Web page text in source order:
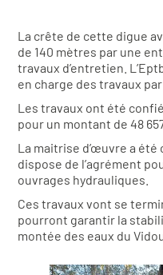
La crête de cette digue
de 140 mètres par une
travaux d’entretien.
en charge des travaux
Les travaux ont été
pour un montant de 48
La maitrise d’œuvre a été
dispose de l’agrément
ouvrages hydrauliques.
Ces travaux vont se
pourront garantir la
montée des eaux du